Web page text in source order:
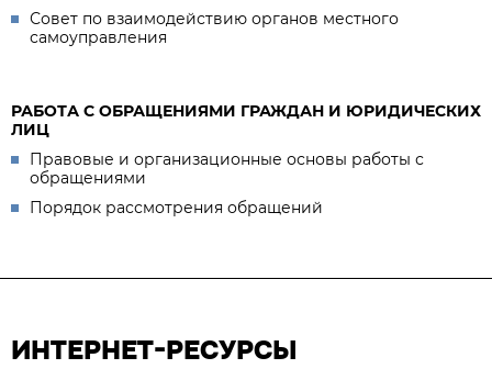
Совет по взаимодействию органов местного
самоуправления
РАБОТА С ОБРАЩЕНИЯМИ ГРАЖДАН И ЮРИДИЧЕСКИХ
ЛИЦ
Правовые и организационные основы работы с
обращениями
Порядок рассмотрения обращений
ИНТЕРНЕТ-РЕСУРСЫ